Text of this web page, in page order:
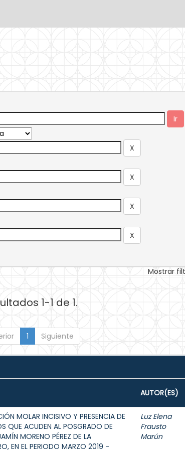
Mostrar
1-1 de 1.
1 Siguiente
AUTOR(ES)
MOLAR INCISIVO Y PRESENCIA DE
QUE ACUDEN AL POSGRADO DE
MORENO PÉREZ DE LA
EN EL PERIODO MARZO 2019 -
Luz Elena
Frausto
Marún